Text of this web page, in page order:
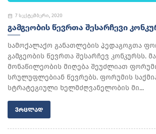
7 სექტემბერი, 2020
ᲒᲐᲛᲒᲔᲝᲑᲘᲡ ᲬᲔᲕᲠᲗᲐ ᲨᲔᲡᲐᲠᲩᲔᲕᲘ
სამოქალაქო განათლების პედაგოგთა
გამგეობის წევრთა შესარჩევ კონკურსს.
მონაწილეობის მიღება შეუძლიათ
სრულუფლებიან წევრებს. ფორუმის
სტრატეგიული ხელმძღვანელობის მი...
ᲕᲠᲪᲚᲐᲓ